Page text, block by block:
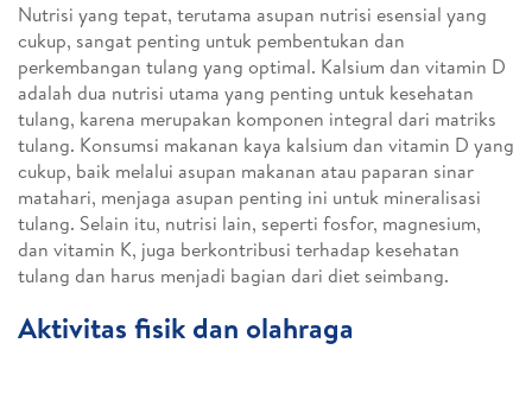
Nutrisi yang tepat, terutama asupan nutrisi esensial yang
cukup, sangat penting untuk pembentukan dan
perkembangan tulang yang optimal. Kalsium dan vitamin D
adalah dua nutrisi utama yang penting untuk kesehatan
tulang, karena merupakan komponen integral dari matriks
tulang. Konsumsi makanan kaya kalsium dan vitamin D yang
cukup, baik melalui asupan makanan atau paparan sinar
matahari, menjaga asupan penting ini untuk mineralisasi
tulang. Selain itu, nutrisi lain, seperti fosfor, magnesium,
dan vitamin K, juga berkontribusi terhadap kesehatan
tulang dan harus menjadi bagian dari diet seimbang.
Aktivitas fisik dan olahraga